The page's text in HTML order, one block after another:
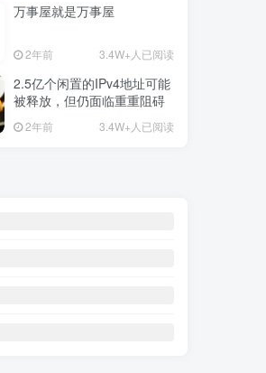
万事屋就是万事屋
2年前 3.4W+人已阅读
2.5亿个闲置的IPv4地址可能
被释放，但仍面临重重阻碍
2年前 3.4W+人已阅读